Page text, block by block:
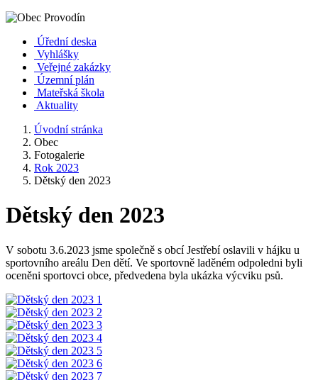
Úřední deska
Vyhlášky
Veřejné zakázky
Územní plán
Mateřská škola
Aktuality
Úvodní stránka
Obec
Fotogalerie
Rok 2023
Dětský den 2023
Dětský den 2023
V sobotu 3.6.2023 jsme společně s obcí Jestřebí oslavili v hájku u
sportovního areálu Den dětí. Ve sportovně laděném odpoledni byli
oceněni sportovci obce, předvedena byla ukázka výcviku psů.